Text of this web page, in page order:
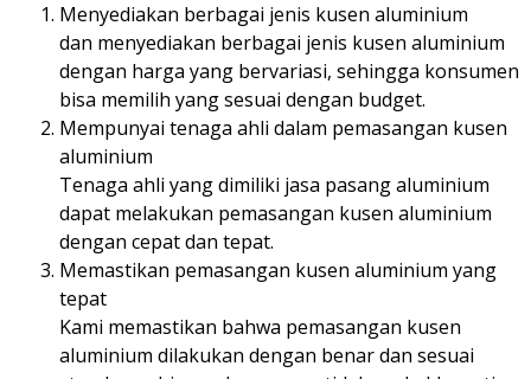
Menyediakan berbagai jenis kusen aluminium
dan menyediakan berbagai jenis kusen aluminium
dengan harga yang bervariasi, sehingga konsumen
bisa memilih yang sesuai dengan budget.
Mempunyai tenaga ahli dalam pemasangan kusen
aluminium
Tenaga ahli yang dimiliki jasa pasang aluminium
dapat melakukan pemasangan kusen aluminium
dengan cepat dan tepat.
Memastikan pemasangan kusen aluminium yang
tepat
Kami memastikan bahwa pemasangan kusen
aluminium dilakukan dengan benar dan sesuai